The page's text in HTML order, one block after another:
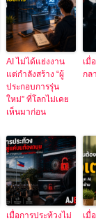
AI ไม่ได้แย่งงาน
แต่กำลังสร้าง “ผู้
ประกอบการรุ่น
ใหม่” ที่โลกไม่เคย
เห็นมาก่อน
เมื่
กล
เมื่อการประท้วงไม่
เมื่